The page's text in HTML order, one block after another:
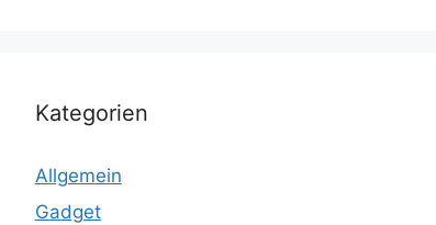
Kategorien
Allgemein
Gadget